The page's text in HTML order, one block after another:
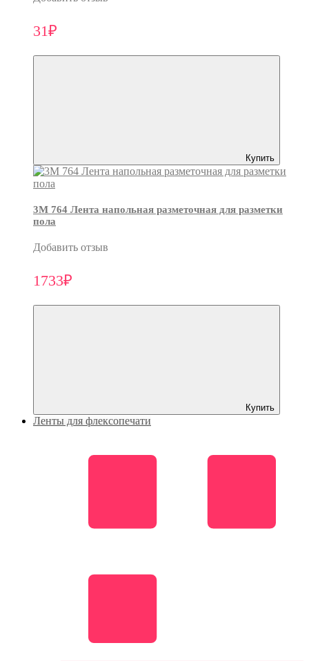
31₽
Купить
3M 764 Лента напольная разметочная для разметки
пола
Добавить отзыв
1733₽
Купить
Ленты для флексопечати